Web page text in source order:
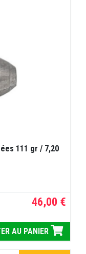
111 gr / 7,20
46,00 €
AU PANIER